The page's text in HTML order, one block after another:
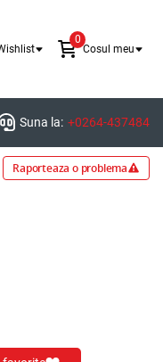
0
Cosul meu
Suna la: +0264-437484
Raporteaza o problema